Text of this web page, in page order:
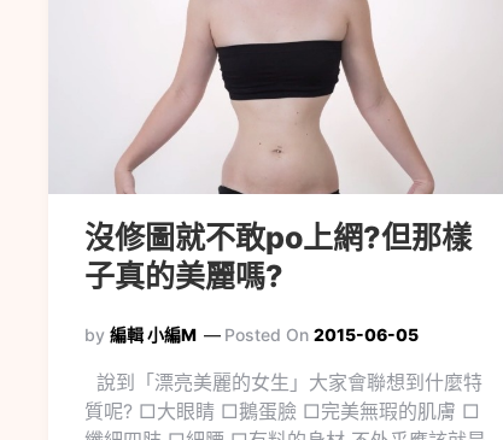
沒修圖就不敢po上網?但那樣
子真的美麗嗎?
by 編輯 小編M Posted On 2015-06-05
說到「漂亮美麗的女生」大家會聯想到什麼特
質呢? □大眼睛 □鵝蛋臉 □完美無瑕的肌膚 □